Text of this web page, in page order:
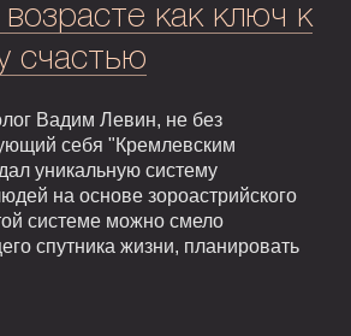
как ключ к
счастью
Вадим Левин, не без
себя "Кремлевским
уникальную систему
на основе зороастрийского
системе можно смело
спутника жизни, планировать